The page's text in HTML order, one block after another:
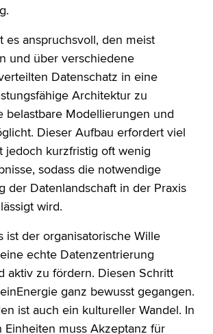
es anspruchsvoll, den meist
und über verschiedene
Datenschatz in eine
Architektur zu
belastbare Modellierungen und
Dieser Aufbau erfordert viel
jedoch kurzfristig oft wenig
sodass die notwendige
der Datenlandschaft in der Praxis
wird.
ist der organisatorische Wille
echte Datenzentrierung
aktiv zu fördern. Diesen Schritt
ganz bewusst gegangen.
ist auch ein kultureller Wandel. In
Einheiten muss Akzeptanz für